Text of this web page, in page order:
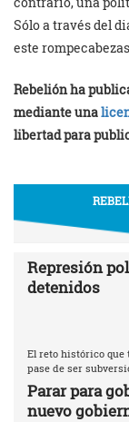
Sólo a través del
este
Rebelión ha
mediante una
libertad para
Represión
detenidos
El reto histórico que
pase de ser
Parar para
nuevo